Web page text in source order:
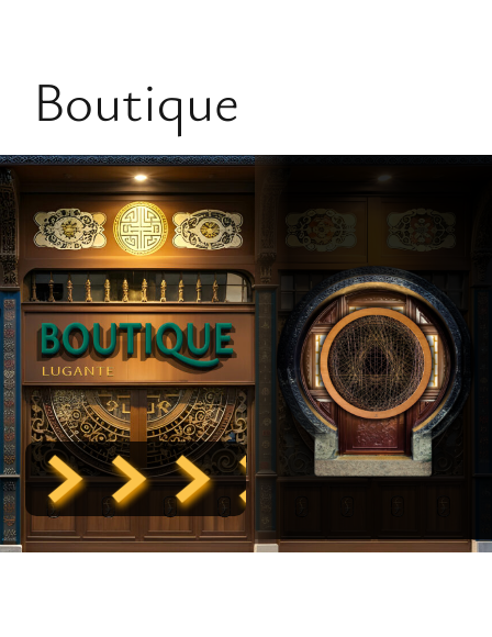
Boutique
> > > > > >